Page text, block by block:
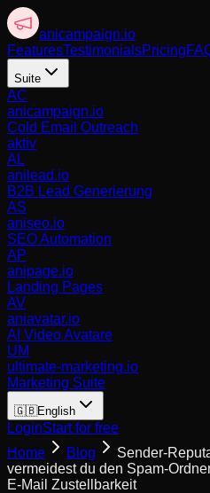
anicampaign.io
FeaturesTestimonialsPricing
Suite
AC
anicampaign.io
Cold Email Outreach
aktiv
AL
anilead.io
B2B Lead Generierung
AS
aniseo.io
SEO Automation
AP
anipage.io
Landing Pages
AV
aniavatar.io
AI Video Avatare
UM
ultimate-marketing.io
Marketing Suite
🇬🇧English
LoginStart for free
Home
Blog
Sender-
vermeidest du den Spam-
E-Mail Zustellbarkeit